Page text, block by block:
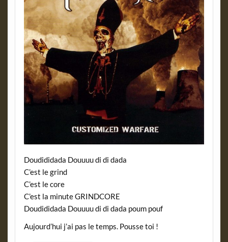
Doudididada Douuuu di di dada
C’est le grind
C’est le core
C’est la minute GRINDCORE
Doudididada Douuuu di di dada poum pouf
Aujourd’hui j’ai pas le temps. Pousse toi !